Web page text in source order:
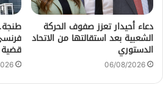
دعاء أحيدار تعزز صفوف الحركة
الشعبية بعد استقالتها من الاتحاد
الدستوري
06/08/2026